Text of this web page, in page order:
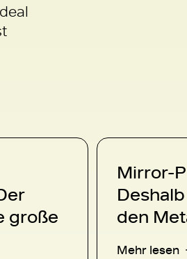
große
Mirror-
den
Mehr lesen